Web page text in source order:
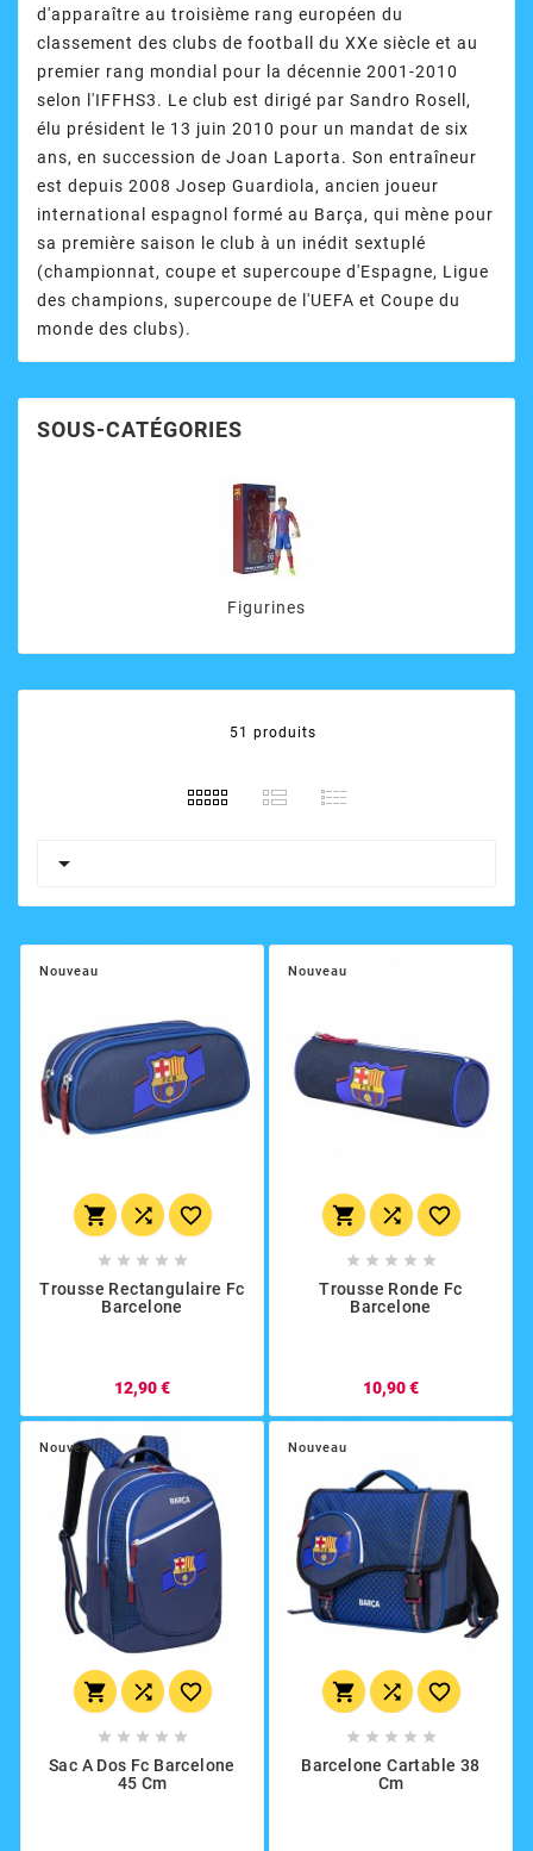
d'apparaître au troisième rang européen du
classement des clubs de football du XXe siècle et au
premier rang mondial pour la décennie 2001-2010
selon l'IFFHS3. Le club est dirigé par Sandro Rosell,
élu président le 13 juin 2010 pour un mandat de six
ans, en succession de Joan Laporta. Son entraîneur
est depuis 2008 Josep Guardiola, ancien joueur
international espagnol formé au Barça, qui mène pour
sa première saison le club à un inédit sextuplé
(championnat, coupe et supercoupe d'Espagne, Ligue
des champions, supercoupe de l'UEFA et Coupe du
monde des clubs).
SOUS-CATÉGORIES
Figurines
51 produits

Nouveau
  
    
Trousse Rectangulaire Fc
Barcelone
12,90 €
Nouveau
  
    
Trousse Ronde Fc
Barcelone
10,90 €
Nouveau
  
    
Sac A Dos Fc Barcelone
45 Cm
Nouveau
  
    
Barcelone Cartable 38
Cm